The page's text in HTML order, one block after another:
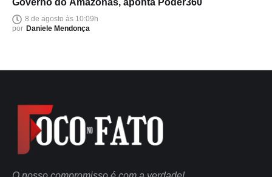
8 de agosto às 10:09h
por Daniele Mendonça